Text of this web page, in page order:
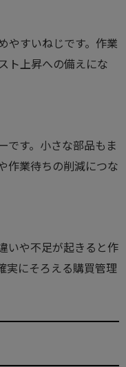
やすいねじです。作業
ト上昇への備えにな
です。小さな部品もま
作業待ちの削減につな
いや不足が起きると作
実にそろえる購買管理